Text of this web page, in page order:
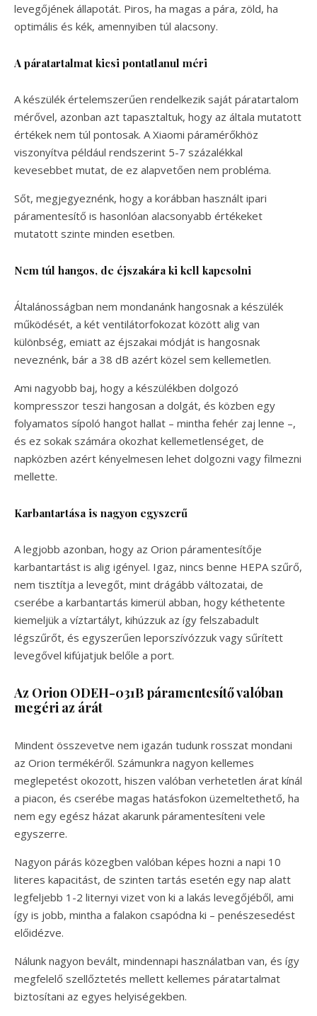
levegőjének állapotát. Piros, ha magas a pára, zöld, ha
optimális és kék, amennyiben túl alacsony.
A páratartalmat kicsi pontatlanul méri
A készülék értelemszerűen rendelkezik saját páratartalom
mérővel, azonban azt tapasztaltuk, hogy az általa mutatott
értékek nem túl pontosak. A Xiaomi páramérőkhöz
viszonyítva például rendszerint 5-7 százalékkal
kevesebbet mutat, de ez alapvetően nem probléma.
Sőt, megjegyeznénk, hogy a korábban használt ipari
páramentesítő is hasonlóan alacsonyabb értékeket
mutatott szinte minden esetben.
Nem túl hangos, de éjszakára ki kell kapcsolni
Általánosságban nem mondanánk hangosnak a készülék
működését, a két ventilátorfokozat között alig van
különbség, emiatt az éjszakai módját is hangosnak
neveznénk, bár a 38 dB azért közel sem kellemetlen.
Ami nagyobb baj, hogy a készülékben dolgozó
kompresszor teszi hangosan a dolgát, és közben egy
folyamatos sípoló hangot hallat – mintha fehér zaj lenne –,
és ez sokak számára okozhat kellemetlenséget, de
napközben azért kényelmesen lehet dolgozni vagy filmezni
mellette.
Karbantartása is nagyon egyszerű
A legjobb azonban, hogy az Orion páramentesítője
karbantartást is alig igényel. Igaz, nincs benne HEPA szűrő,
nem tisztítja a levegőt, mint drágább változatai, de
cserébe a karbantartás kimerül abban, hogy kéthetente
kiemeljük a víztartályt, kihúzzuk az így felszabadult
légszűrőt, és egyszerűen leporszívózzuk vagy sűrített
levegővel kifújatjuk belőle a port.
Az Orion ODEH-031B páramentesítő valóban
megéri az árát
Mindent összevetve nem igazán tudunk rosszat mondani
az Orion termékéről. Számunkra nagyon kellemes
meglepetést okozott, hiszen valóban verhetetlen árat kínál
a piacon, és cserébe magas hatásfokon üzemeltethető, ha
nem egy egész házat akarunk páramentesíteni vele
egyszerre.
Nagyon párás közegben valóban képes hozni a napi 10
literes kapacitást, de szinten tartás esetén egy nap alatt
legfeljebb 1-2 liternyi vizet von ki a lakás levegőjéből, ami
így is jobb, mintha a falakon csapódna ki – penészesedést
előidézve.
Nálunk nagyon bevált, mindennapi használatban van, és így
megfelelő szellőztetés mellett kellemes páratartalmat
biztosítani az egyes helyiségekben.